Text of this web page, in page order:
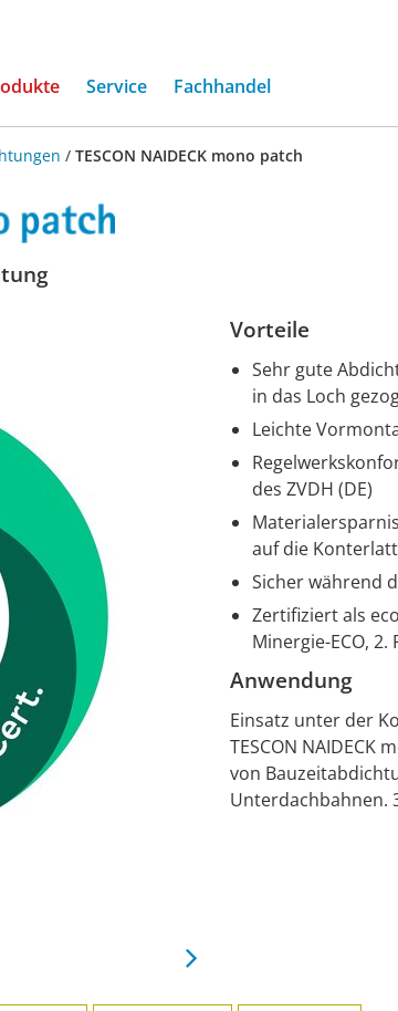
(current)
Service Fachhandel
/ TESCON NAIDECK mono patch
Vorteile
Sehr gute
in das Loch
Leichte
des ZVDH (DE)
auf die
Sicher während
Zertifiziert als
Minergie-ECO,
Anwendung
Einsatz unter der
TESCON
von
Unterdachbahnen.